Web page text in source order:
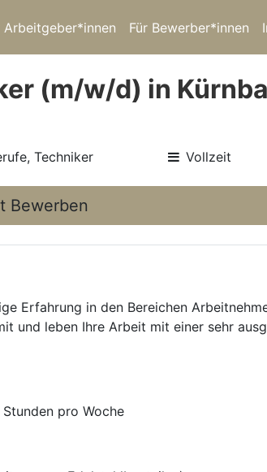
Arbeitgeber*innen Für Bewerber*innen
(m/w/d) in
Techniker Vollzeit
Bewerben
Erfahrung in den Bereichen
und leben Ihre Arbeit mit einer sehr
pro Woche